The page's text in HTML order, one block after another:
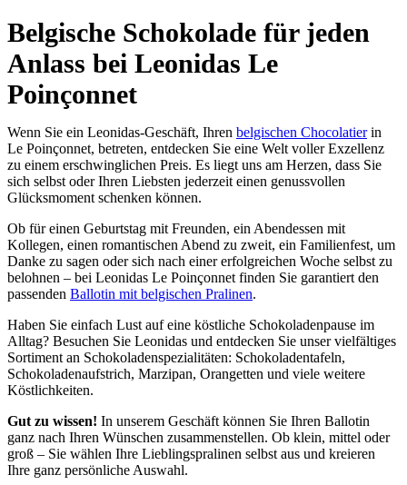
Belgische Schokolade für jeden
Anlass bei Leonidas Le
Poinçonnet
Wenn Sie ein Leonidas-Geschäft, Ihren belgischen Chocolatierin
Le Poinçonnet, betreten, entdecken Sie eine Welt voller Exzellenz
zu einem erschwinglichen Preis. Es liegt uns am Herzen, dass Sie
sich selbst oder Ihren Liebsten jederzeit einen genussvollen
Glücksmoment schenken können.
Ob für einen Geburtstag mit Freunden, ein Abendessen mit
Kollegen, einen romantischen Abend zu zweit, ein Familienfest, um
Danke zu sagen oder sich nach einer erfolgreichen Woche selbst zu
belohnen – bei Leonidas Le Poinçonnet finden Sie garantiert den
passenden Ballotin mit belgischen Pralinen.
Haben Sie einfach Lust auf eine köstliche Schokoladenpause im
Alltag? Besuchen Sie Leonidas und entdecken Sie unser vielfältiges
Sortiment an Schokoladenspezialitäten: Schokoladentafeln,
Schokoladenaufstrich, Marzipan, Orangetten und viele weitere
Köstlichkeiten.
Gut zu wissen! In unserem Geschäft können Sie Ihren Ballotin
ganz nach Ihren Wünschen zusammenstellen. Ob klein, mittel oder
groß – Sie wählen Ihre Lieblingspralinen selbst aus und kreieren
Ihre ganz persönliche Auswahl.